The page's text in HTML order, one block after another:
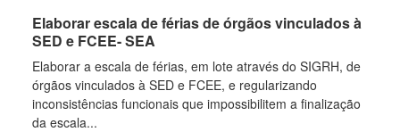
Elaborar escala de férias de órgãos vinculados à
SED e FCEE- SEA
Elaborar a escala de férias, em lote através do SIGRH, de
órgãos vinculados à SED e FCEE, e regularizando
inconsistências funcionais que impossibilitem a finalização
da escala...